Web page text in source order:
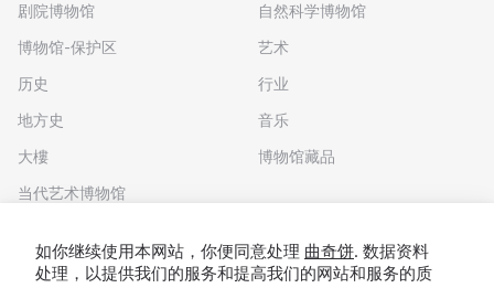
剧院博物馆
博物馆-保护区
历史
地方史
大樓
当代艺术博物馆
自然科学博物馆
艺术
行业
音乐
博物馆藏品
如你继续使用本网站，你便同意处理 曲奇饼. 数据资料
处理，以提供我们的服务和提高我们的网站和服务的质